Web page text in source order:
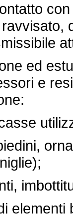
con
ed
e